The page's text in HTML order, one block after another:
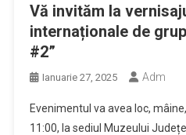
Vă invităm la
internaționale de
#2”
Ianuarie 27, 2025 Adm
Evenimentul va avea loc,
11:00, la sediul Muzeului